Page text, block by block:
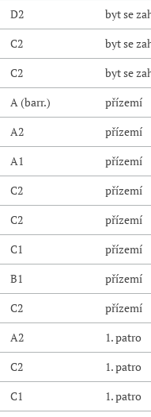
D2
byt se
C2
byt se
C2
byt se
A (barr.)
přízemí
A2
přízemí
A1
přízemí
C2
přízemí
C2
přízemí
C1
přízemí
B1
přízemí
C2
přízemí
A2
1. patro
C2
1. patro
C1
1. patro